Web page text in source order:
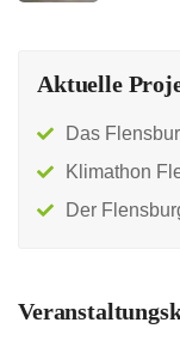
Aktuelle
Das
Klimathon
Der